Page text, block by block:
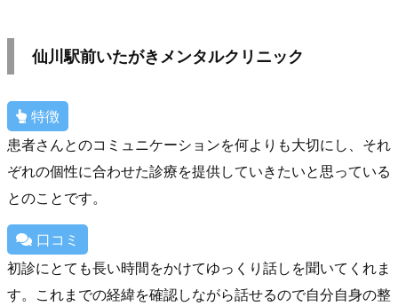
仙川駅前いたがきメンタルクリニック
特徴
患者さんとのコミュニケーションを何よりも大切にし、それ
ぞれの個性に合わせた診療を提供していきたいと思っている
とのことです。
口コミ
初診にとても長い時間をかけてゆっくり話しを聞いてくれま
す。これまでの経緯を確認しながら話せるので自分自身の整